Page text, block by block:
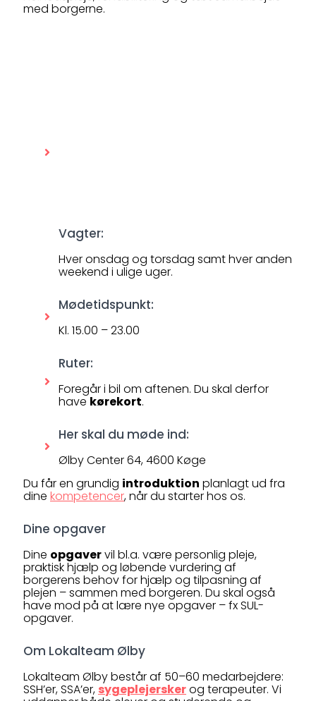
med borgerne.
Vagter:
Hver onsdag og torsdag samt hver anden
weekend i ulige uger.
Mødetidspunkt:
Kl. 15.00 – 23.00
Ruter:
Foregår i bil om aftenen. Du skal derfor
have kørekort.
Her skal du møde ind:
Ølby Center 64, 4600 Køge
Du får en grundig introduktion planlagt ud fra
dine kompetencer, når du starter hos os.
Dine opgaver
Dine opgavervil bl.a. være personlig pleje,
praktisk hjælp og løbende vurdering af
borgerens behov for hjælp og tilpasning af
plejen – sammen med borgeren. Du skal også
have mod på at lære nye opgaver – fx SUL-
opgaver.
Om Lokalteam Ølby
Lokalteam Ølby består af 50–60 medarbejdere:
SSH’er, SSA’er, sygeplejerskerog terapeuter. Vi